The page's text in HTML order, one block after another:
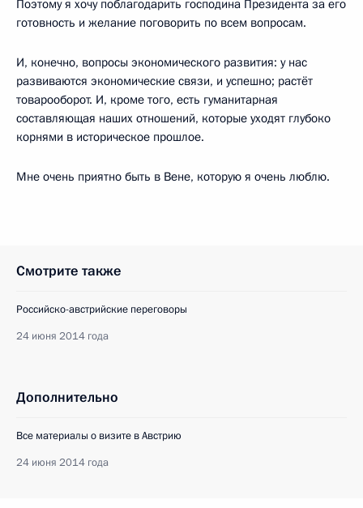
Поэтому я хочу поблагодарить господина Президента за его
готовность и желание поговорить по всем вопросам.
И, конечно, вопросы экономического развития: у нас
развиваются экономические связи, и успешно; растёт
товарооборот. И, кроме того, есть гуманитарная
составляющая наших отношений, которые уходят глубоко
корнями в историческое прошлое.
Мне очень приятно быть в Вене, которую я очень люблю.
Смотрите также
Российско-австрийские переговоры
24 июня 2014 года
Дополнительно
Все материалы о визите в Австрию
24 июня 2014 года